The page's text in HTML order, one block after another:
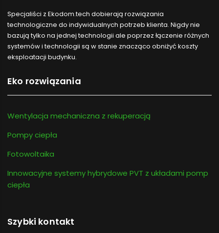
Specjaliści z Ekodom.tech dobierają rozwiązania
technologiczne do indywidualnych potrzeb klienta. Nigdy nie
bazują tylko na jednej technologii ale poprzez łączenie różnych
systemów i technologii są w stanie znacząco obniżyć koszty
eksploatacji budynku.
Eko rozwiązania
Wentylacja mechaniczna z rekuperacją
Pompy ciepła
Fotowoltaika
Innowacyjne systemy hybrydowe PVT z układami pomp
ciepła
Szybki kontakt